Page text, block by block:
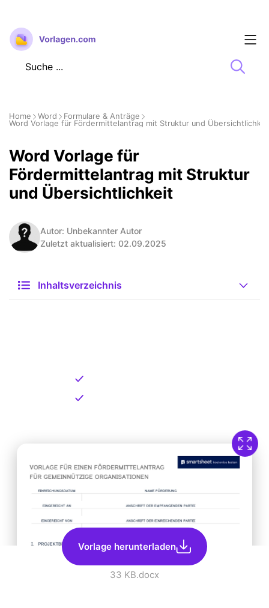
Zum
Inhalt
springen
Home Word
Formulare & Anträge
Word Vorlage für Fördermittelantrag mit Struktur und
Word Vorlage für
Fördermittelantrag mit Struktur
und Übersichtlichkeit
Autor: Unbekannter Autor
Zuletzt aktualisiert: 02.09.2025
Inhaltsverzeichnis
Vorlage herunterladen
33 KB.docx